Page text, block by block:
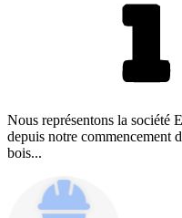
Nous représentons la société
depuis notre commencement
bois...